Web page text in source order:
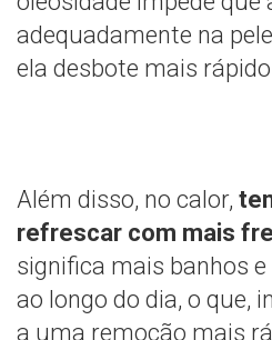
adequadamente na
ela desbote mais
Além disso, no calor,
refrescar com mais
significa mais banhos
ao longo do dia, o que,
a uma remoção mais